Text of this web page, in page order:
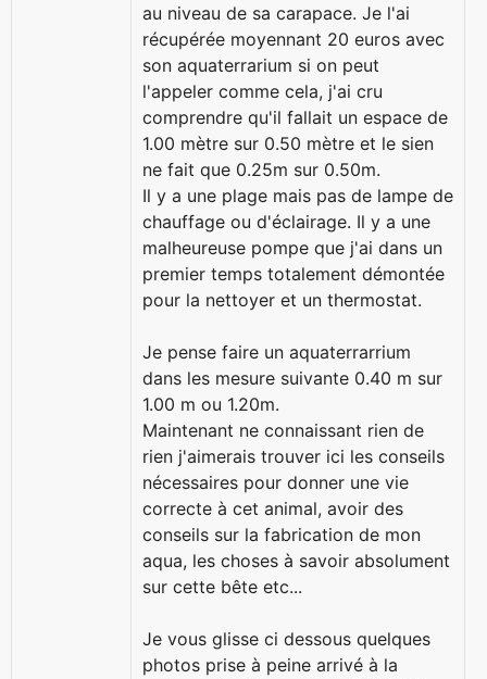
au niveau de sa carapace. Je l'ai
récupérée moyennant 20 euros avec
son aquaterrarium si on peut
l'appeler comme cela, j'ai cru
comprendre qu'il fallait un espace de
1.00 mètre sur 0.50 mètre et le sien
ne fait que 0.25m sur 0.50m.
Il y a une plage mais pas de lampe de
chauffage ou d'éclairage. Il y a une
malheureuse pompe que j'ai dans un
premier temps totalement démontée
pour la nettoyer et un thermostat.
Je pense faire un aquaterrarrium
dans les mesure suivante 0.40 m sur
1.00 m ou 1.20m.
Maintenant ne connaissant rien de
rien j'aimerais trouver ici les conseils
nécessaires pour donner une vie
correcte à cet animal, avoir des
conseils sur la fabrication de mon
aqua, les choses à savoir absolument
sur cette bête etc...
Je vous glisse ci dessous quelques
photos prise à peine arrivé à la